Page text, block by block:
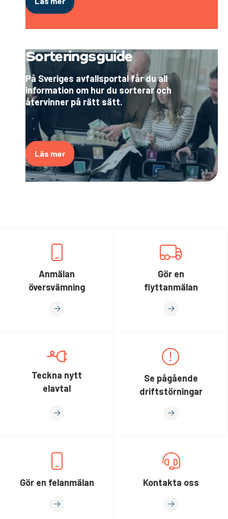
Sorteringsguide
På Sveriges avfallsportal får du all
information om hur du sorterar och
återvinner på rätt sätt.
Läs mer
Anmälan
översvämning
Gör en
flyttanmälan
Teckna nytt
elavtal
Se pågående
driftstörningar
Gör en felanmälan Kontakta oss